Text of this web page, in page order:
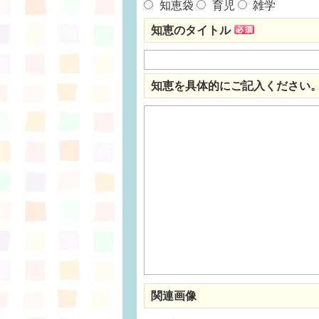
知恵袋 育児 雑学
知恵のタイトル
知恵を具体的にご記入ください
関連画像